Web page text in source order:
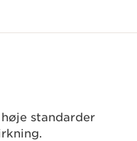
standarder